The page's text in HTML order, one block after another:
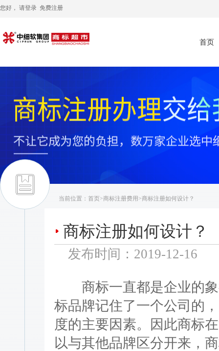
您好， 请登录 免费注册
首页
当前位置： 首页>商标注册费用>商标注册如何设计？
商标注册如何设计？
发布时间：2019-12-16
商标一直都是企业的象
标品牌记住了一个公司的
度的主要因素。因此商标
以与其他品牌区分开来，